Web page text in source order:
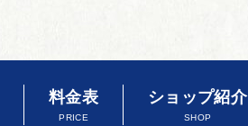
料金表
PRICE
ショップ紹介
SHOP